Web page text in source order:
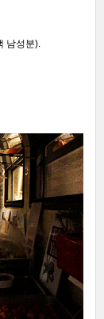
남성분).